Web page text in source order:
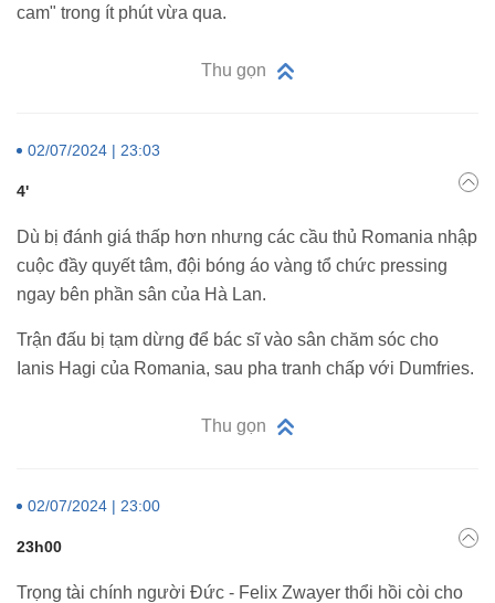
cam" trong ít phút vừa qua.
Thu gọn
02/07/2024 | 23:03
4'
Dù bị đánh giá thấp hơn nhưng các cầu thủ Romania nhập
cuộc đầy quyết tâm, đội bóng áo vàng tổ chức pressing
ngay bên phần sân của Hà Lan.
Trận đấu bị tạm dừng để bác sĩ vào sân chăm sóc cho
Ianis Hagi của Romania, sau pha tranh chấp với Dumfries.
Thu gọn
02/07/2024 | 23:00
23h00
Trọng tài chính người Đức - Felix Zwayer thổi hồi còi cho